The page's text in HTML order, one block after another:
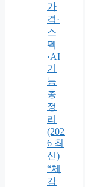
가
격·
스
펙
·AI
기
능
총
정
리
(202
6 최
신)
“체
감